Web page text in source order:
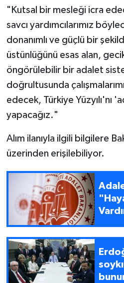
"Kutsal bir mesleği icra
savcı yardımcılarımız
donanımlı ve güçlü bir
üstünlüğünü esas alan,
öngörülebilir bir adalet
doğrultusunda
edecek, Türkiye Yüzyılı'nı
yapacağız."
Alım ilanıyla ilgili bilgilere
üzerinden erişilebiliyor.